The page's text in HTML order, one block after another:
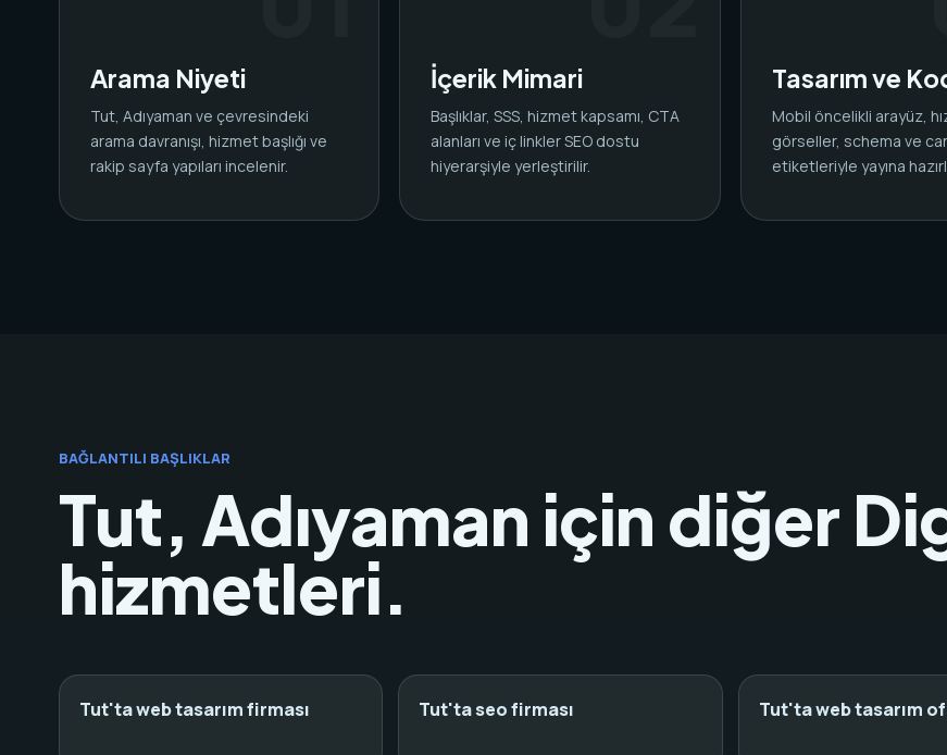
Arama Niyeti
Tut, Adıyaman ve çevresindeki
arama davranışı, hizmet başlığı ve
rakip sayfa yapıları incelenir.
İçerik Mimari
Başlıklar, SSS, hizmet kapsamı, CTA
alanları ve iç linkler SEO dostu
hiyerarşiyle yerleştirilir.
Tasarım ve
Mobil öncelikli arayüz,
görseller, schema ve
etiketleriyle yayına
BAĞLANTILI BAŞLIKLAR
Tut, Adıyaman için diğer
hizmetleri.
Tut'ta web tasarım firması Tut'ta seo firması Tut'ta web tasarım